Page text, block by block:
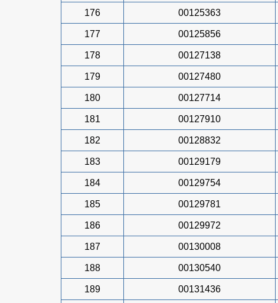
176 00125363
177 00125856
178 00127138
179 00127480
180 00127714
181 00127910
182 00128832
183 00129179
184 00129754
185 00129781
186 00129972
187 00130008
188 00130540
189 00131436